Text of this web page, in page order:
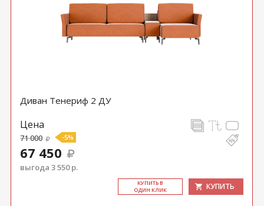
Диван Тенериф 2 ДУ
Цена
71 000 -5%
67 450
выгода 3 550 р.
КУ­ПИТЬ В
ОДИН КЛИК
КУПИТЬ